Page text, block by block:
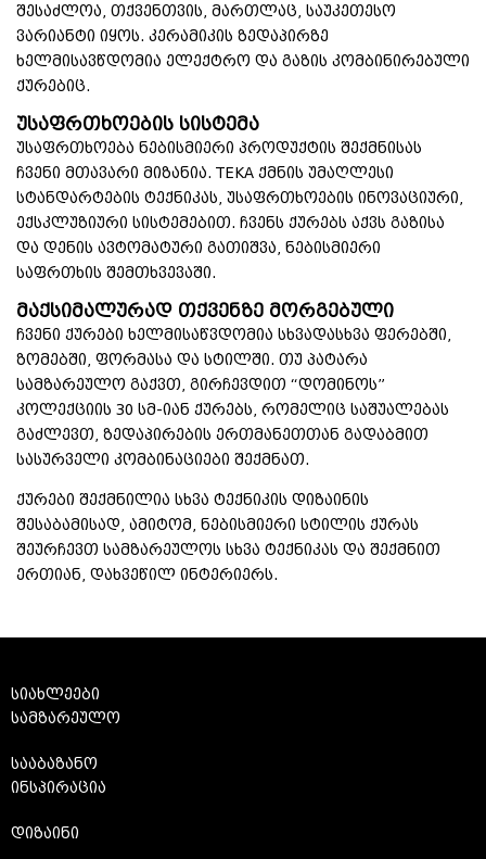
შესაძლოა, თქვენთვის, მართლაც, საუკეთესო
ვარიანტი იყოს. კერამიკის ზედაპირზე
ხელმისავწდომია ელექტრო და გაზის კომბინირებული
ქურებიც.
უსაფრთხოების სისტემა
უსაფრთხოება ნებისმიერი პროდუქტის შექმნისას
ჩვენი მთავარი მიზანია. TEKA ქმნის უმაღლესი
სტანდარტების ტექნიკას, უსაფრთხოების ინოვაციური,
ექსკლუზიური სისტემებით. ჩვენს ქურებს აქვს გაზისა
და დენის ავტომატური გათიშვა, ნებისმიერი
საფრთხის შემთხვევაში.
მაქსიმალურად თქვენზე მორგებული
ჩვენი ქურები ხელმისაწვდომია სხვადასხვა ფერებში,
ზომებში, ფორმასა და სტილში. თუ პატარა
სამზარეულო გაქვთ, გირჩევდით “დომინოს”
კოლექციის 30 სმ-იან ქურებს, რომელიც საშუალებას
გაძლევთ, ზედაპირების ერთმანეთთან გადაბმით
სასურველი კომბინაციები შექმნათ.
ქურები შექმნილია სხვა ტექნიკის დიზაინის
შესაბამისად, ამიტომ, ნებისმიერი სტილის ქურას
შეურჩევთ სამზარეულოს სხვა ტექნიკას და შექმნით
ერთიან, დახვეწილ ინტერიერს.
სიახლეები
სამზარეულო
სააბაზანო
ინსპირაცია
დიზაინი